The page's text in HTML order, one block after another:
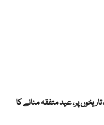
پر، عید متفقہ منانے کا